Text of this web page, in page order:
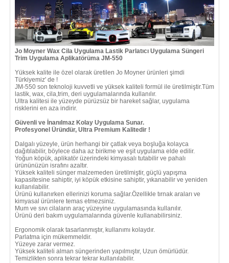
Jo Moyner Wax Cila Uygulama Lastik Parlatıcı Uygulama Süngeri
Trim Uygulama Aplikatörüma JM-550
Yüksek kalite ile özel olarak üretilen Jo Moyner ürünleri şimdi
Türkiyemiz' de !
JM-550 son teknoloji kuvvetli ve yüksek kaliteli formül ile üretilmiştir.Tüm
lastik, wax, cila,trim, deri uygulamalarında kullanılır.
Ultra kalitesi ile yüzeyde pürüzsüz bir hareket sağlar, uygulama
risklerini en aza indirir.
Güvenli ve İnanılmaz Kolay Uygulama Sunar.
Profesyonel Üründür, Ultra Premium Kalitedir !
Dalgalı yüzeyle, ürün herhangi bir çatlak veya boşluğa kolayca
dağıtılabilir, böylece daha az birikme ve eşit uygulama elde edilir.
Yoğun köpük, aplikatör üzerindeki kimyasalı tutabilir ve pahalı
ürününüzün israfını azaltır.
Yüksek kaliteli sünger malzemeden üretilmiştir, güçlü yapışma
kapasitesine sahiptir, iyi köpük etkisine sahiptir, yıkanabilir ve yeniden
kullanılabilir.
Ürünü kullanırken ellerinizi koruma sağlar.Özellikle tırnak araları ve
kimyasal ürünlere temas etmezsiniz.
Mum ve sıvı cilaların araç yüzeyine uygulamasında kullanılır.
Ürünü deri bakım uygulamalarında güvenle kullanabilirsiniz.
Ergonomik olarak tasarlanmıştır, kullanımı kolaydır.
Parlatma için mükemmeldir.
Yüzeye zarar vermez.
Yüksek kaliteli alman süngerinden yapılmıştır, Uzun ömürlüdür.
Temizlikten sonra tekrar tekrar kullanılabilir.